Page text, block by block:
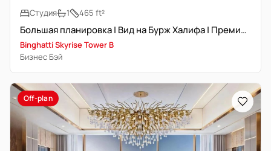
Студия
1 465 ft²
Большая планировка | Вид на Бурж Халифа | Премиальное расположение
Binghatti Skyrise Tower B
Бизнес Бэй
Off-plan